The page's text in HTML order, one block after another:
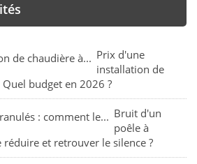
Prix d'une
installation de
budget en 2026 ?
Bruit d'un
poêle à
et retrouver le silence ?